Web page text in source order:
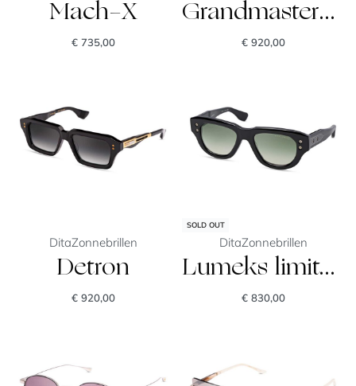
Mach-X
€735,00
Grandmaster-Eight
€920,00
DitaZonnebrillen
Detron
€920,00
SOLD OUT
DitaZonnebrillen
Lumeks limited edition
€830,00